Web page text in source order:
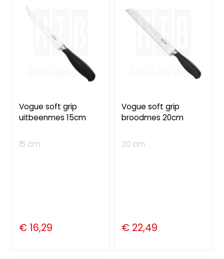
Vogue soft grip
uitbeenmes 15cm
15 cm
€ 16,29
Vogue soft grip
broodmes 20cm
20 cm
€ 22,49